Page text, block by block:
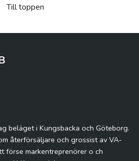
Till toppen
beläget i Kungsbacka och Göteborg.
återförsäljare och grossist av VA-
förse markentreprenörer o ch